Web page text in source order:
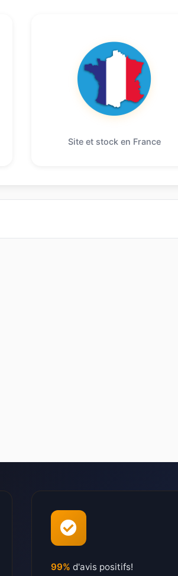
Site et stock en France
99% d'avis positifs!